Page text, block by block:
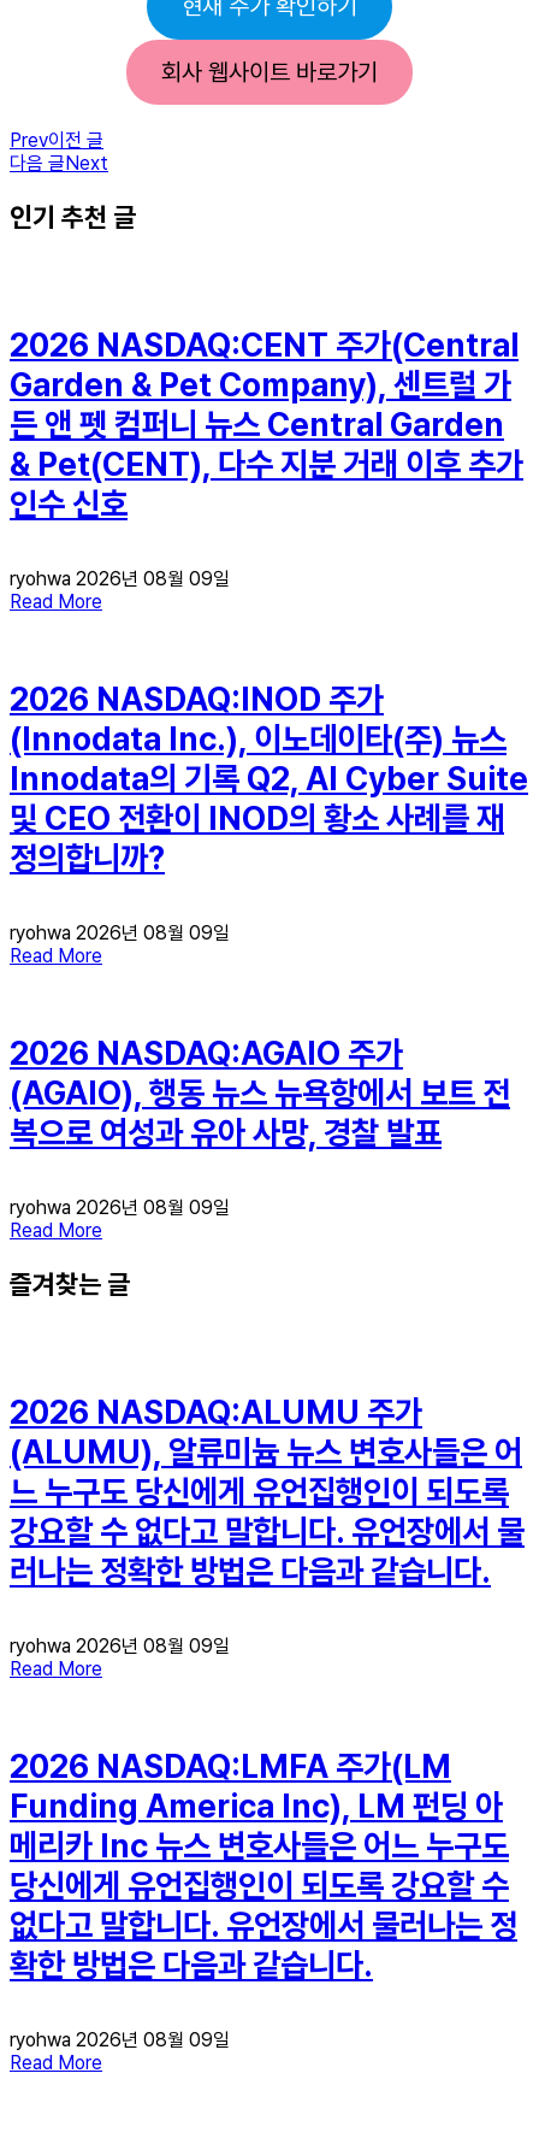
현재 주가 확인하기
회사 웹사이트 바로가기
Prev이전 글
다음 글 Next
인기 추천 글
2026 NASDAQ:CENT 주가(Central
Garden & Pet Company), 센트럴 가
든 앤 펫 컴퍼니 뉴스 Central Garden
& Pet(CENT), 다수 지분 거래 이후 추가
인수 신호
ryohwa 2026년 08월 09일
Read More
2026 NASDAQ:INOD 주가
(Innodata Inc.), 이노데이타(주) 뉴스
Innodata의 기록 Q2, AI Cyber ​​Suite
및 CEO 전환이 INOD의 황소 사례를 재
정의합니까?
ryohwa 2026년 08월 09일
Read More
2026 NASDAQ:AGAIO 주가
(AGAIO), 행동 뉴스 뉴욕항에서 보트 전
복으로 여성과 유아 사망, 경찰 발표
ryohwa 2026년 08월 09일
Read More
즐겨찾는 글
2026 NASDAQ:ALUMU 주가
(ALUMU), 알류미늄 뉴스 변호사들은 어
느 누구도 당신에게 유언집행인이 되도록
강요할 수 없다고 말합니다. 유언장에서 물
러나는 정확한 방법은 다음과 같습니다.
ryohwa 2026년 08월 09일
Read More
2026 NASDAQ:LMFA 주가(LM
Funding America Inc), LM 펀딩 아
메리카 Inc 뉴스 변호사들은 어느 누구도
당신에게 유언집행인이 되도록 강요할 수
없다고 말합니다. 유언장에서 물러나는 정
확한 방법은 다음과 같습니다.
ryohwa 2026년 08월 09일
Read More